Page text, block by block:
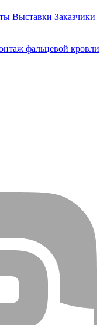
Выставки Заказчики
фальцевой кровли